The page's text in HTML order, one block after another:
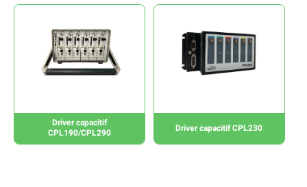
Driver capacitif
CPL190/CPL290
Driver capacitif CPL230